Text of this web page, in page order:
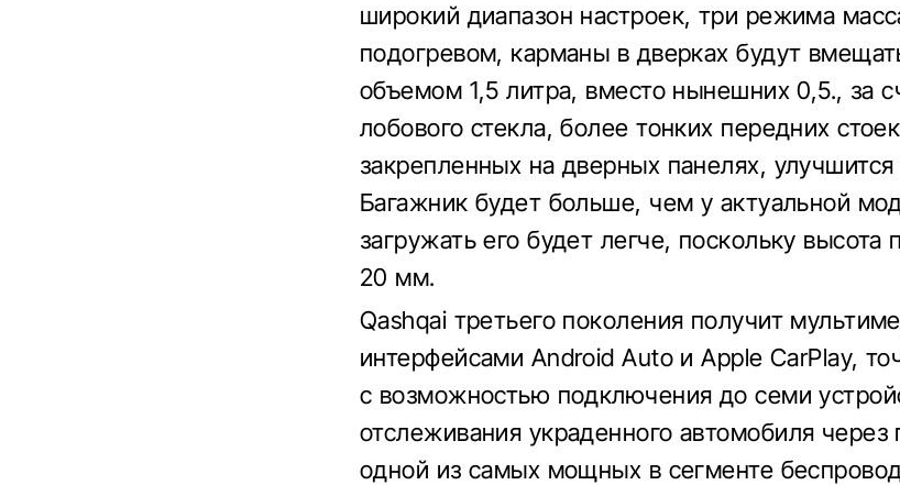
широкий диапазон настроек, три режима
подогревом, карманы в дверках будут
объемом 1,5 литра, вместо нынешних 0,5., за
лобового стекла, более тонких передних
закрепленных на дверных панелях, улучшится
Багажник будет больше, чем у актуальной
загружать его будет легче, поскольку высота
20 мм.
Qashqai третьего поколения получит
интерфейсами Android Auto и Apple CarPlay,
с возможностью подключения до семи
отслеживания украденного автомобиля
одной из самых мощных в сегменте